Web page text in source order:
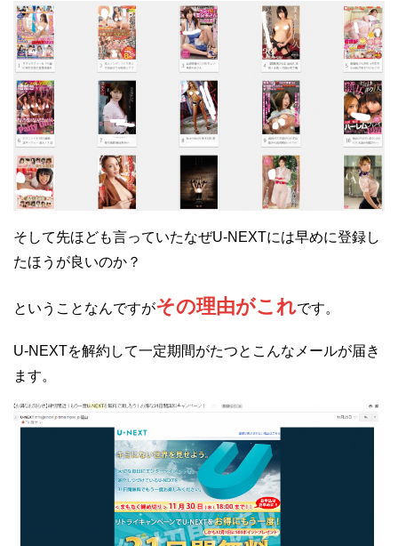
そして先ほども言っていたなぜU-NEXTには早めに登録し
たほうが良いのか？
ということなんですがその理由がこれです。
U-NEXTを解約して一定期間がたつとこんなメールが届き
ます。